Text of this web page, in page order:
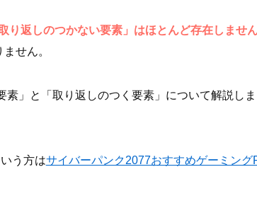
取り返しのつかない要素」はほとんど存在しませ
せん。
」と「取り返しのつく要素」について解説しま
う方はサイバーパンク2077おすすめゲーミング